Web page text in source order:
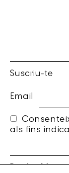
Suscriu-te
Email
als fins